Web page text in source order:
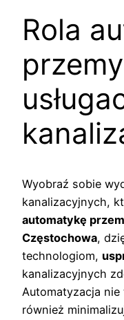
Rola
Wyobraź sobie
kanalizacyjnych,
automatykę
Częstochowa,
technologiom,
kanalizacyjnych
Automatyzacja
również